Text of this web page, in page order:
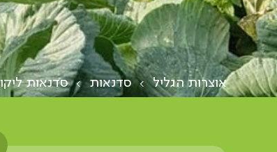
אוצרות הגליל סדנאות סדנאות